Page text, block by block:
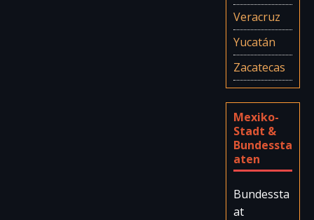
Veracruz
Yucatán
Zacatecas
Mexiko-
Stadt &
Bundessta
aten
Bundessta
at